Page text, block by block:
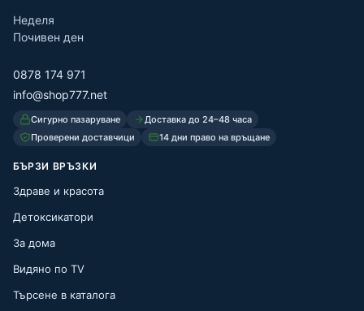
Неделя
Почивен ден
0878 174 971
info@shop777.net
Сигурно пазаруване
Доставка до 24–48 часа
Проверени доставчици
14 дни право на връщане
БЪРЗИ ВРЪЗКИ
Здраве и красота
Детоксикатори
За дома
Видяно по TV
Търсене в каталога